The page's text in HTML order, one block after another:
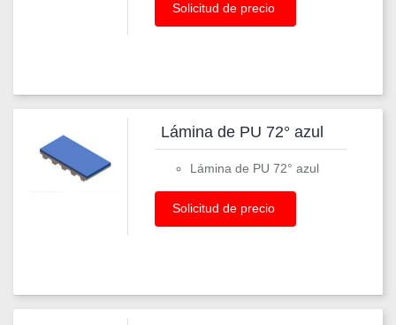
Solicitud de precio
Lámina de PU 72° azul
Lámina de PU 72° azul
Solicitud de precio